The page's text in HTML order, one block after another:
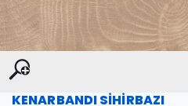
KENARBANDI SİHİRBAZI